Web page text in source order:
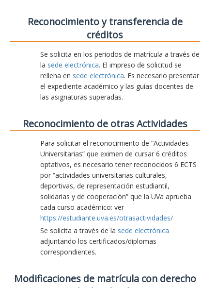
Reconocimiento y transferencia de
créditos
Se solicita en los periodos de matrícula a través de
la sede electrónica. El impreso de solicitud se
rellena en sede electrónica. Es necesario presentar
el expediente académico y las guías docentes de
las asignaturas superadas.
Reconocimiento de otras Actividades
Para solicitar el reconocimiento de “Actividades
Universitarias” que eximen de cursar 6 créditos
optativos, es necesario tener reconocidos 6 ECTS
por “actividades universitarias culturales,
deportivas, de representación estudiantil,
solidarias y de cooperación” que la UVa aprueba
cada curso académico: ver
https://estudiante.uva.es/otrasactividades/
Se solicita a través de la sede electrónica
adjuntando los certificados/diplomas
correspondientes.
Modificaciones de matrícula con derecho